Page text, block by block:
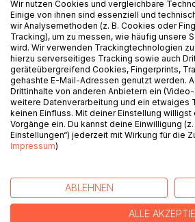
negociação. Com
tornar um negociador
ou derivados, este
acções. Aprenda a
para tomar decisões
acções. Este é mais do
controlo do seu futuro
esperam.
WEITERE
Wir nutzen Cookies und vergleichbare
Einige von ihnen sind essenziell und
wir Analysemethoden (z. B. Cookies oder
Tracking), um zu messen, wie häufig unsere
wird. Wir verwenden Trackingtechnologien
hierzu serverseitiges Tracking sowie auch
geräteübergreifend Cookies, Fingerprints,
gehashte E-Mail-Adressen genutzt werden.
Drittinhalte von anderen Anbietern ein
weitere Datenverarbeitung und ein etwaiges
keinen Einfluss. Mit deiner Einstellung
Vorgänge ein. Du kannst deine Einwilligung
Einstellungen“) jederzeit mit Wirkung für die
Impressum)
ABLEHNEN
ALLE